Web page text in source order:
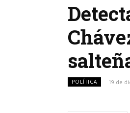
POLÍTICA 19 de